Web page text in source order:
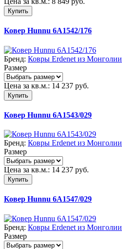
Купить
Ковер Hunnu 6A1542/176
Бренд: Ковры Erdenet из Монголии
Размер
Цена за кв.м.: 14 237 руб.
Купить
Ковер Hunnu 6A1543/029
Бренд: Ковры Erdenet из Монголии
Размер
Цена за кв.м.: 14 237 руб.
Купить
Ковер Hunnu 6A1547/029
Бренд: Ковры Erdenet из Монголии
Размер